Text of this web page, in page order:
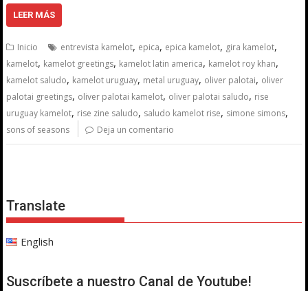
LEER MÁS
Inicio entrevista kamelot, epica, epica kamelot, gira kamelot,
kamelot, kamelot greetings, kamelot latin america, kamelot roy khan,
kamelot saludo, kamelot uruguay, metal uruguay, oliver palotai, oliver
palotai greetings, oliver palotai kamelot, oliver palotai saludo, rise
uruguay kamelot, rise zine saludo, saludo kamelot rise, simone simons,
sons of seasons Deja un comentario
Translate
English
Suscríbete a nuestro Canal de Youtube!